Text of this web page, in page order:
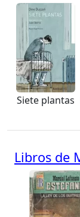
Siete plantas
Libros de